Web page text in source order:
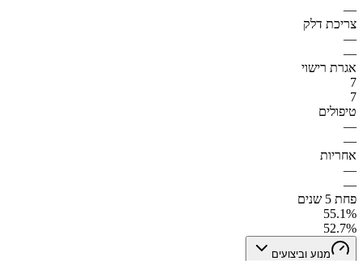
—
צריכת דלק
—
—
אגרת רישוי
7
7
טיפולים
—
—
אחריות
—
—
פחת 5 שנים
55.1%
52.7%
מנוע וביצועים